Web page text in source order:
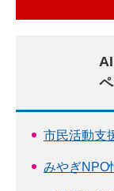
市民活動支
みやぎNPO